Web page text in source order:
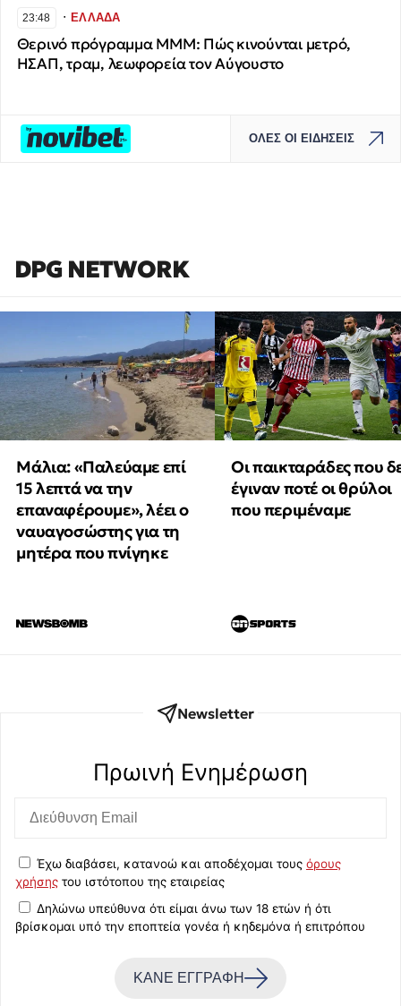
23:48 ∙ΕΛΛΑΔΑ
Θερινό πρόγραμμα ΜΜΜ: Πώς κινούνται μετρό,
ΗΣΑΠ, τραμ, λεωφορεία τον Αύγουστο
ΟΛΕΣ ΟΙ ΕΙΔΗΣΕΙΣ
DPG NETWORK
Μάλια: «Παλεύαμε επί
15 λεπτά να την
επαναφέρουμε», λέει ο
ναυαγοσώστης για τη
μητέρα που πνίγηκε
Οι παικταράδες που
έγιναν ποτέ οι θρύλοι
που περιμέναμε
Newsletter
Πρωινή Eνημέρωση
Έχω διαβάσει, κατανοώ και αποδέχομαι τους όρους
χρήσης του ιστότοπου της εταιρείας
Δηλώνω υπεύθυνα ότι είμαι άνω των 18 ετών ή ότι
βρίσκομαι υπό την εποπτεία γονέα ή κηδεμόνα ή επιτρόπου
ΚΑΝΕ ΕΓΓΡΑΦΗ